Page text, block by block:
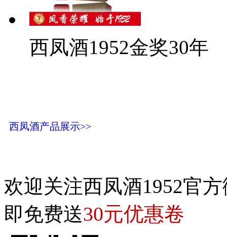
西凤酒1952金奖30年
西凤酒产品展示>>
欢迎关注西凤酒1952官
即免费送30元优惠卷